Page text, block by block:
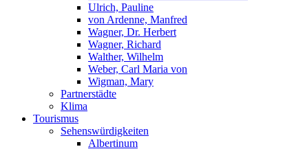
Ulrich, Pauline
von Ardenne, Manfred
Wagner, Dr. Herbert
Wagner, Richard
Walther, Wilhelm
Weber, Carl Maria von
Wigman, Mary
Partnerstädte
Klima
Tourismus
Sehenswürdigkeiten
Albertinum